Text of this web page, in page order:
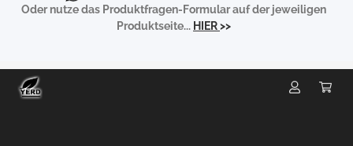
Oder nutze das Produktfragen-Formular auf der jeweiligen
Produktseite... HIER>>